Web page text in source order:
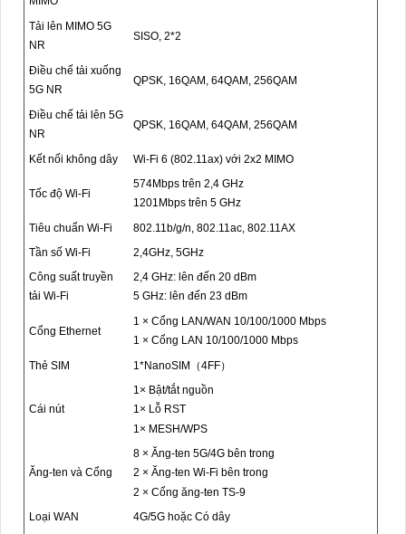
Tải lên MIMO 5G
NR
SISO, 2*2
Điều chế tải xuống
5G NR
QPSK, 16QAM, 64QAM, 256QAM
Điều chế tải lên 5G
NR
QPSK, 16QAM, 64QAM, 256QAM
Kết nối không dây Wi-Fi 6 (802.11ax) với 2x2 MIMO
Tốc độ Wi-Fi
574Mbps trên 2,4 GHz
1201Mbps trên 5 GHz
Tiêu chuẩn Wi-Fi
802.11b/g/n, 802.11ac, 802.11AX
Tần số Wi-Fi
2,4GHz, 5GHz
Công suất truyền
tải Wi-Fi
2,4 GHz: lên đến 20 dBm
5 GHz: lên đến 23 dBm
Cổng Ethernet
1 × Cổng LAN/WAN 10/100/1000 Mbps
1 × Cổng LAN 10/100/1000 Mbps
Thẻ SIM
1*NanoSIM（4FF）
Cái nút
1× Bật/tắt nguồn
1× Lỗ RST
1× MESH/WPS
Ăng-ten và Cổng
8 × Ăng-ten 5G/4G bên trong
2 × Ăng-ten Wi-Fi bên trong
2 × Cổng ăng-ten TS-9
Loại WAN
4G/5G hoặc Có dây